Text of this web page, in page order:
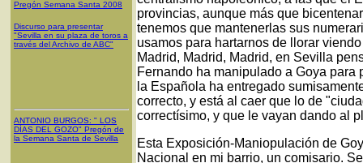
Pregón Semana Santa 2008
Discurso para presentar
"Sevilla en su plaza de toros a
través del Archivo de ABC"
ANTONIO BURGOS: " LOS
DÍAS DEL GOZO" Pregón de
la Semana Santa de Sevilla
provincias, aunque más que
tenemos que mantenerlas sus
usamos para hartarnos de llorar
Madrid, Madrid, Madrid, en Sevilla
Fernando ha manipulado a Goya
la Española ha entregado
correcto, y está al caer que lo de
correctísimo, y que le vayan dando al
Esta Exposición-Maniopulación de
Nacional en mi barrio, un comisario.